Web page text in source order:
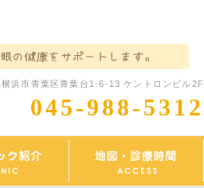
横浜市青葉区青葉台1-6-13 ケントロンビル2F
045-988-5312